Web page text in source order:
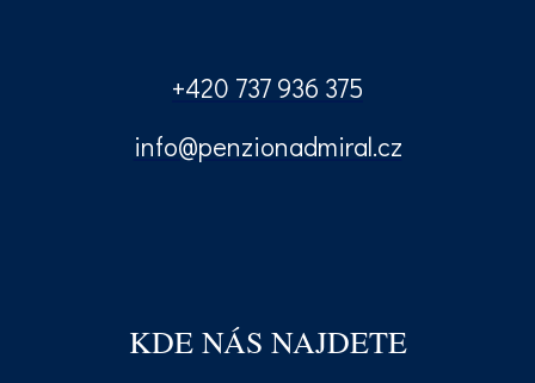
+420 737 936 375
info@penzionadmiral.cz
KDE NÁS NAJDETE